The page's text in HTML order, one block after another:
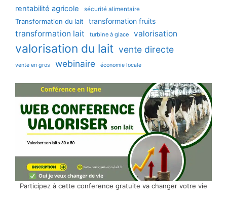
rentabilité agricole sécurité alimentaire
Transformation du lait transformation fruits
transformation lait turbine à glace valorisation
valorisation du lait vente directe
vente en gros webinaire économie locale
Participez à cette conference gratuite va changer votre vie